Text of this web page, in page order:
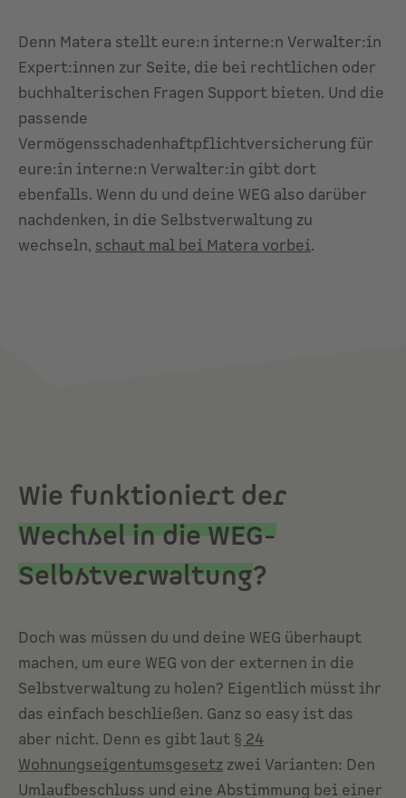
Denn Matera stellt eure:n interne:n Verwalter:in
Expert:innen zur Seite, die bei rechtlichen oder
buchhalterischen Fragen Support bieten. Und die
passende
Vermögensschadenhaftpflichtversicherung für
eure:in interne:n Verwalter:in gibt dort
ebenfalls. Wenn du und deine WEG also darüber
nachdenken, in die Selbstverwaltung zu
wechseln, schaut mal bei Matera vorbei.
Wie funktioniert der
Wechsel in die WEG-
Selbstverwaltung?
Doch was müssen du und deine WEG überhaupt
machen, um eure WEG von der externen in die
Selbstverwaltung zu holen? Eigentlich müsst ihr
das einfach beschließen. Ganz so easy ist das
aber nicht. Denn es gibt laut § 24
Wohnungseigentumsgesetz zwei Varianten: Den
Umlaufbeschluss und eine Abstimmung bei einer